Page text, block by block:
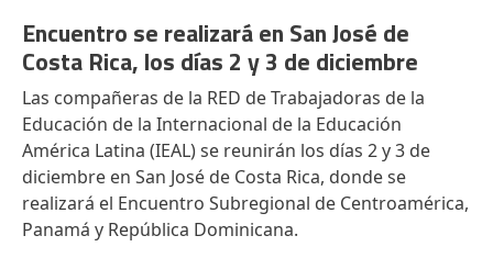
Encuentro se realizará en San José de
Costa Rica, los días 2 y 3 de diciembre
Las compañeras de la RED de Trabajadoras de la
Educación de la Internacional de la Educación
América Latina (IEAL) se reunirán los días 2 y 3 de
diciembre en San José de Costa Rica, donde se
realizará el Encuentro Subregional de Centroamérica,
Panamá y República Dominicana.